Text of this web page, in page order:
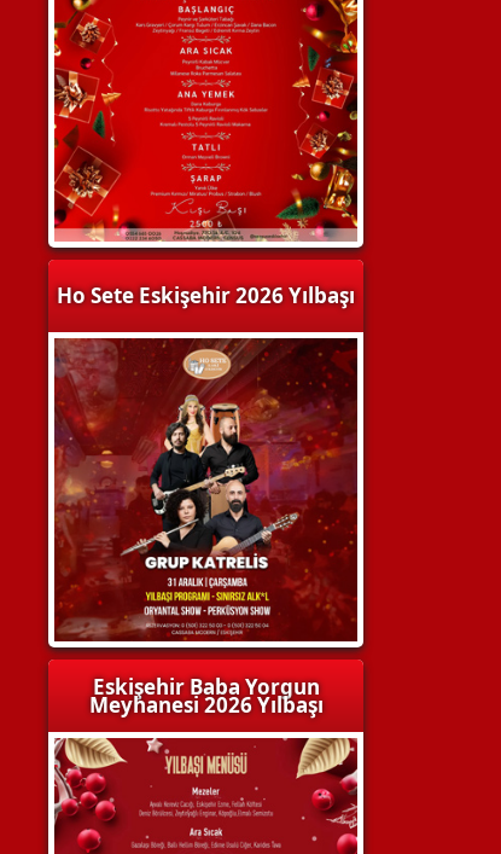
Ho Sete Eskişehir 2026 Yılbaşı
Eskişehir Baba Yorgun
Meyhanesi 2026 Yılbaşı